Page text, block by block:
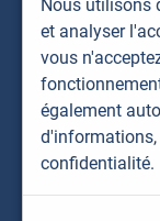
Nous utilisons
et analyser
vous
également
d'informations,
confidentialité.